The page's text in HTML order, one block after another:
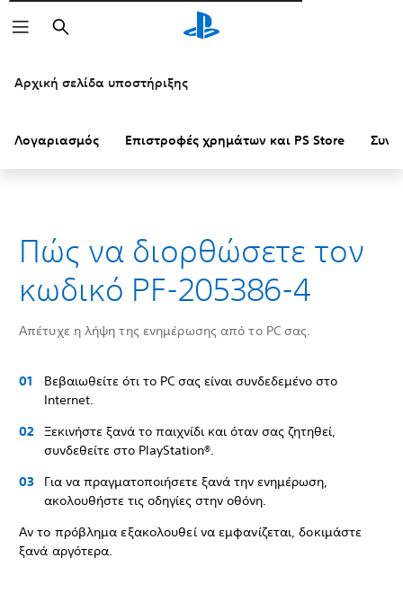
Αναζήτηση
Αρχική σελίδα υποστήριξης
Λογαριασμός Επιστροφές χρημάτων και PS Store
Πώς να διορθώσετε τον
κωδικό PF-205386-4
Απέτυχε η λήψη της ενημέρωσης από το PC σας.
Βεβαιωθείτε ότι το PC σας είναι συνδεδεμένο στο
Internet.
Ξεκινήστε ξανά το παιχνίδι και όταν σας ζητηθεί,
συνδεθείτε στο PlayStation®.
Για να πραγματοποιήσετε ξανά την ενημέρωση,
ακολουθήστε τις οδηγίες στην οθόνη.
Αν το πρόβλημα εξακολουθεί να εμφανίζεται, δοκιμάστε
ξανά αργότερα.